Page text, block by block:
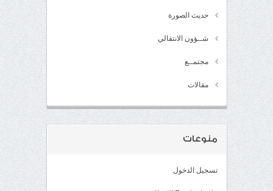
حديث الصورة
شــؤون الانتقالي
مجتمــع
مقالات
منوعات
تسجيل الدخول